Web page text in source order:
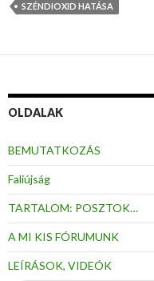
SZÉNDIOXID HATÁSA
OLDALAK
BEMUTATKOZÁS
Faliújság
TARTALOM: POSZTOK…
A MI KIS FÓRUMUNK
LEÍRÁSOK, VIDEÓK